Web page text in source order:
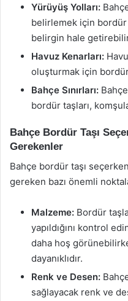
Yürüyüş Yolları:
belirlemek için bordür
belirgin hale
Havuz Kenarları:
oluşturmak için
Bahçe Sınırları:
bordür taşları,
Bahçe Bordür Taşı
Gerekenler
Bahçe bordür taşı
gereken bazı önemli
Malzeme: Bordür
yapıldığını kontrol
daha hoş
dayanıklıdır.
Renk ve Desen:
sağlayacak renk ve